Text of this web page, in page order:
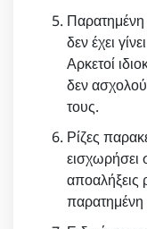
Παρατημένη
δεν έχει
Αρκετοί
δεν
τους.
Ρίζες
εισχωρήσει
αποαλήξεις
παρατημένη